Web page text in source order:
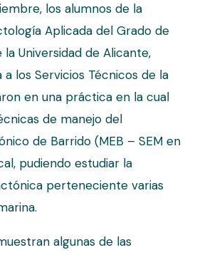
los alumnos de la
Aplicada del Grado de
Universidad de Alicante,
a los Servicios Técnicos de la
en una práctica en la cual
de manejo del
de Barrido (MEB – SEM en
pudiendo estudiar la
perteneciente varias
algunas de las